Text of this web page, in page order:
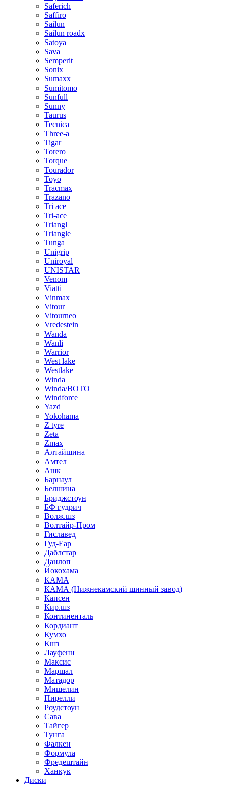
Saferich
Saffiro
Sailun
Sailun roadx
Satoya
Sava
Semperit
Sonix
Sumaxx
Sumitomo
Sunfull
Sunny
Taurus
Tecnica
Three-a
Tigar
Torero
Torque
Tourador
Toyo
Tracmax
Trazano
Tri ace
Tri-ace
Triangl
Triangle
Tunga
Unigrip
Uniroyal
UNISTAR
Venom
Viatti
Vinmax
Vitour
Vitourneo
Vredestein
Wanda
Wanli
Warrior
West lake
Westlake
Winda
Winda/BOTO
Windforce
Yazd
Yokohama
Z tyre
Zeta
Zmax
Алтайшина
Амтел
Ашк
Барнаул
Белшина
Бриджстоун
БФ гудрич
Волж.шз
Волтайр-Пром
Гиславед
Гуд-Еар
Даблстар
Данлоп
Йокохама
КАМА
КАМА (Нижнекамский шинный завод)
Капсен
Кир.шз
Континенталь
Кордиант
Кумхо
Кшз
Лауфенн
Максис
Маршал
Матадор
Мишелин
Пирелли
Роудстоун
Сава
Тайгер
Тунга
Фалкен
Формула
Фредештайн
Ханкук
Диски